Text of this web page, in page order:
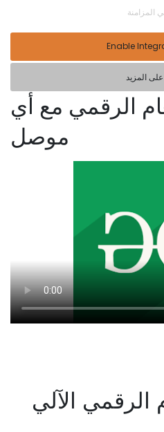
المزامنة
Enable
المزيد
الرقمي مع أي
موصل
الرقمي الآلي